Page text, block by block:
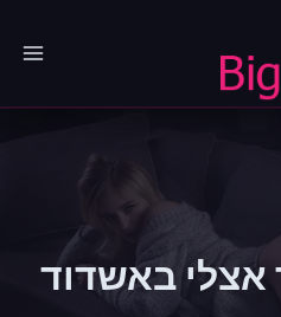
אצלי באשדוד